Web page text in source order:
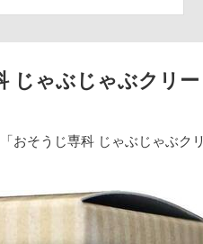
じゃぶじゃぶクリー
おそうじ専科 じゃぶじゃぶクリ